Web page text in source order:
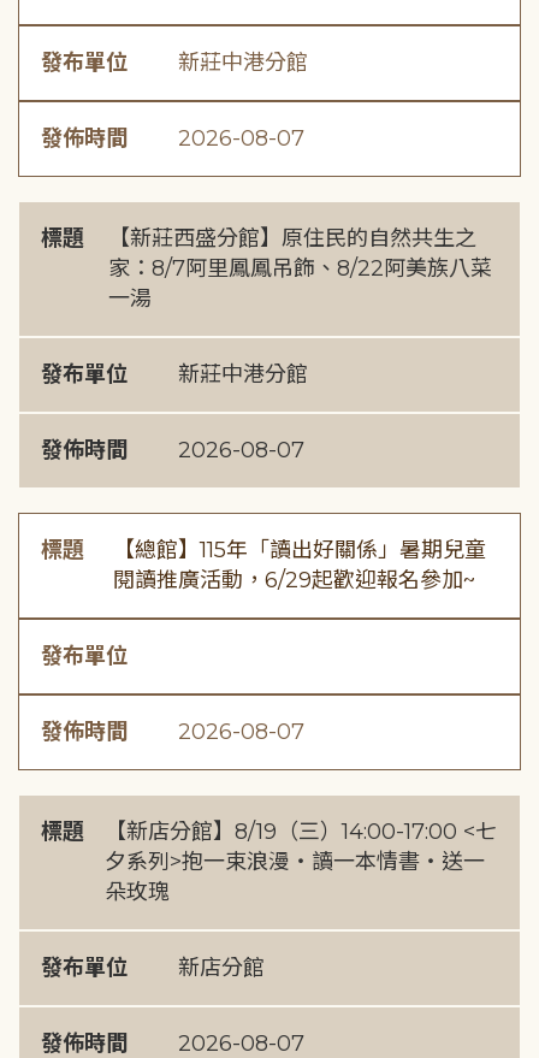
發布單位 新莊中港分館
發佈時間 2026-08-07
標題
【新莊西盛分館】原住民的自然共生之
家：8/7阿里鳳鳳吊飾、8/22阿美族八菜
一湯
發布單位 新莊中港分館
發佈時間 2026-08-07
標題
【總館】115年「讀出好關係」暑期兒童
閱讀推廣活動，6/29起歡迎報名參加~
發布單位
發佈時間 2026-08-07
標題
【新店分館】8/19（三）14:00-17:00 <七
夕系列>抱一束浪漫・讀一本情書・送一
朵玫瑰
發布單位 新店分館
發佈時間 2026-08-07